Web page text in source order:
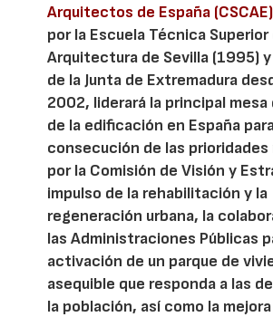
Arquitectos de España (CSCAE)
por la Escuela Técnica Superior
Arquitectura de Sevilla (1995)
de la Junta de Extremadura
2002, liderará la principal
de la edificación en España
consecución de las prioridades
por la Comisión de Visión y
impulso de la rehabilitación y la
regeneración urbana, la
las Administraciones Públicas
activación de un parque de
asequible que responda a las
la población, así como la